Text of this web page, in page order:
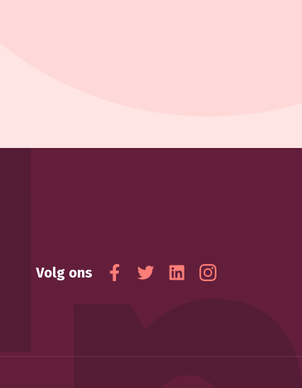
Volg ons
Facebook
TwitterLinkedinInstagram